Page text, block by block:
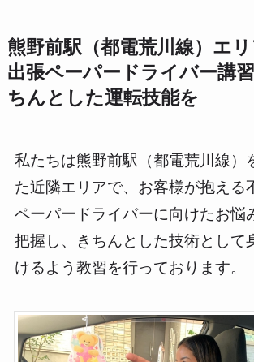
熊野前駅（都電荒川線）エ
出張ペーパードライバー講
ちんとした運転技能を
私たちは熊野前駅（都電荒川線）
た近隣エリアで、お客様が抱える
ペーパードライバーに向けたお悩
把握し、きちんとした技術として
けるよう教習を行っております。